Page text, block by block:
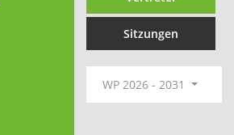
Sitzungen
WP 2026 - 2031